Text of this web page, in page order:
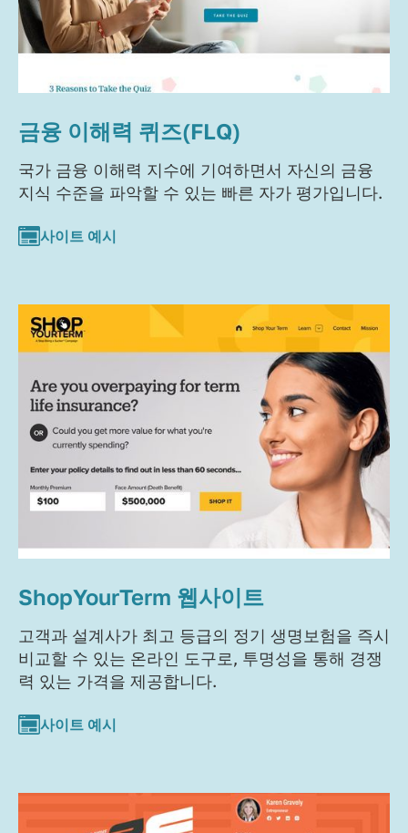
금융 이해력 퀴즈(FLQ)
국가 금융 이해력 지수에 기여하면서 자신의 금융
지식 수준을 파악할 수 있는 빠른 자가 평가입니다.
사이트 예시
ShopYourTerm 웹사이트
고객과 설계사가 최고 등급의 정기 생명보험을 즉시
비교할 수 있는 온라인 도구로, 투명성을 통해 경쟁
력 있는 가격을 제공합니다.
사이트 예시